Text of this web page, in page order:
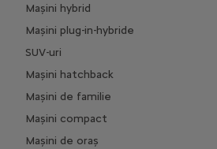
Mașini hybrid
Mașini plug-in-hybride
SUV-uri
Mașini hatchback
Mașini de familie
Mașini compact
Mașini de oraș